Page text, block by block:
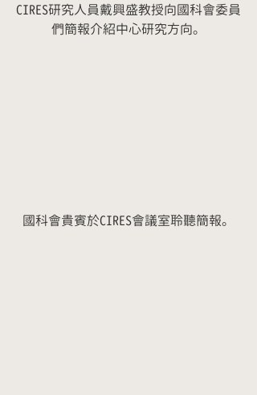
CIRES研究人員戴興盛教授向國科會委員
們簡報介紹中心研究方向。
國科會貴賓於CIRES會議室聆聽簡報。